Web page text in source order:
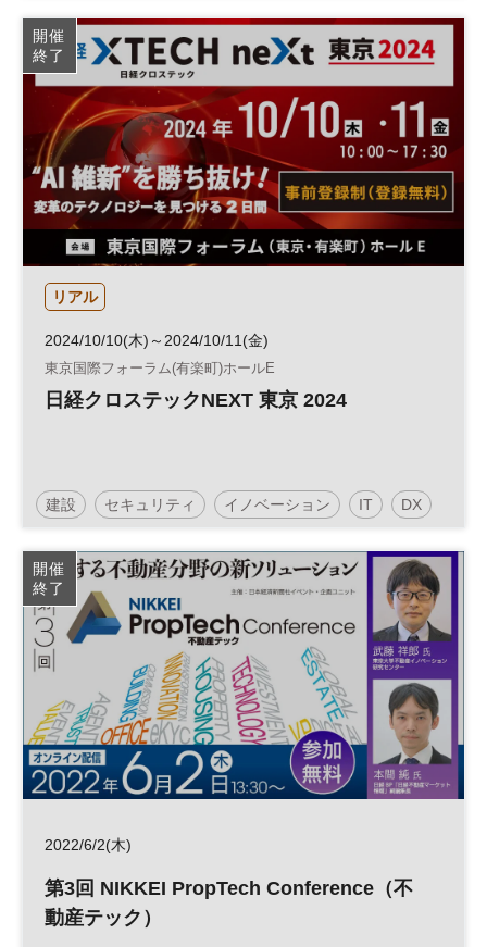
データ
日経プレミアム・カンファレンス・シリーズ
開催
終了
リアル
2024/10/10(木)～2024/10/11(金)
東京国際フォーラム(有楽町)ホールE
日経クロステックNEXT 東京 2024
建設 セキュリティ イノベーション IT DX
技術
開催
終了
2022/6/2(木)
第3回 NIKKEI PropTech Conference（不
動産テック）